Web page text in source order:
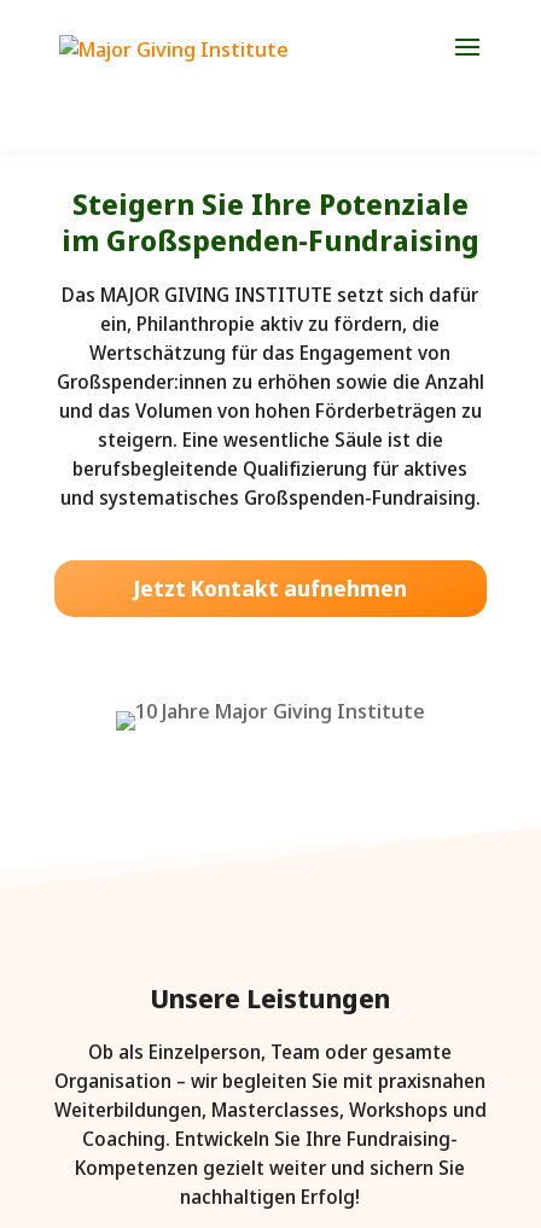
Steigern Sie Ihre Potenziale
im Großspenden-Fundraising
Das MAJOR GIVING INSTITUTE setzt sich dafür
ein, Philanthropie aktiv zu fördern, die
Wertschätzung für das Engagement von
Großspender:innen zu erhöhen sowie die Anzahl
und das Volumen von hohen Förderbeträgen zu
steigern. Eine wesentliche Säule ist die
berufsbegleitende Qualifizierung für aktives
und systematisches Großspenden-Fundraising.
Jetzt Kontakt aufnehmen
Unsere Leistungen
Ob als Einzelperson, Team oder gesamte
Organisation – wir begleiten Sie mit praxisnahen
Weiterbildungen, Masterclasses, Workshops und
Coaching. Entwickeln Sie Ihre Fundraising-
Kompetenzen gezielt weiter und sichern Sie
nachhaltigen Erfolg!